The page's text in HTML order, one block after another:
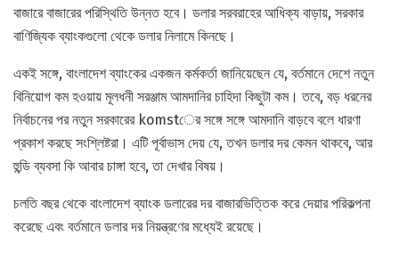
বাজারে বাজারের পরিস্থিতি উন্নত হবে। ডলার সরবরাহের আধিক্য বাড়ায়, সরকার
বাণিজ্যিক ব্যাংকগুলো থেকে ডলার নিলামে কিনছে।
একই সঙ্গে, বাংলাদেশ ব্যাংকের একজন কর্মকর্তা জানিয়েছেন যে, বর্তমানে দেশে নতুন
বিনিয়োগ কম হওয়ায় মূলধনী সরঞ্জাম আমদানির চাহিদা কিছুটা কম। তবে, বড় ধরনের
নির্বাচনের পর নতুন সরকারের komstের সঙ্গে সঙ্গে আমদানি বাড়বে বলে ধারণা
প্রকাশ করছে সংশ্লিষ্টরা। এটি পূর্বাভাস দেয় যে, তখন ডলার দর কেমন থাকবে, আর
হুন্ডি ব্যবসা কি আবার চাঙ্গা হবে, তা দেখার বিষয়।
চলতি বছর থেকে বাংলাদেশ ব্যাংক ডলারের দর বাজারভিত্তিক করে দেয়ার পরিকল্পনা
করেছে এবং বর্তমানে ডলার দর নিয়ন্ত্রণের মধ্যেই রয়েছে।